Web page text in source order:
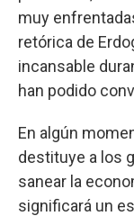
muy
retórica de
incansable
han podido
En algún
destituye a los
sanear la
significará un